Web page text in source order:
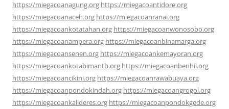
https://miegacoanagung.org https://miegacoantidore.org
https://miegacoanaceh.org https://miegacoanranai.org
https://miegacoankotatahan.org https://miegacoanwonosobo.org
https://miegacoanampera.org https://miegacoanbinamarga.org
https://miegacoansenen.org https://miegacoankemayoran.org
https://miegacoankotabimantb.org https://miegacoanbenhil.org
https://miegacoancikini.org https://miegacoanrawabuaya.org
https://miegacoanpondokindah.org https://miegacoangrogol.org
https://miegacoankalideres.org https://miegacoanpondokgede.org